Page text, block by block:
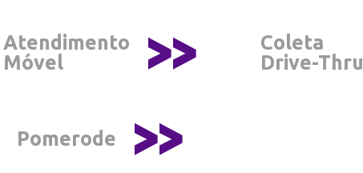
Atendimento
Móvel
>>
Coleta
Drive-Thru
Pomerode >>